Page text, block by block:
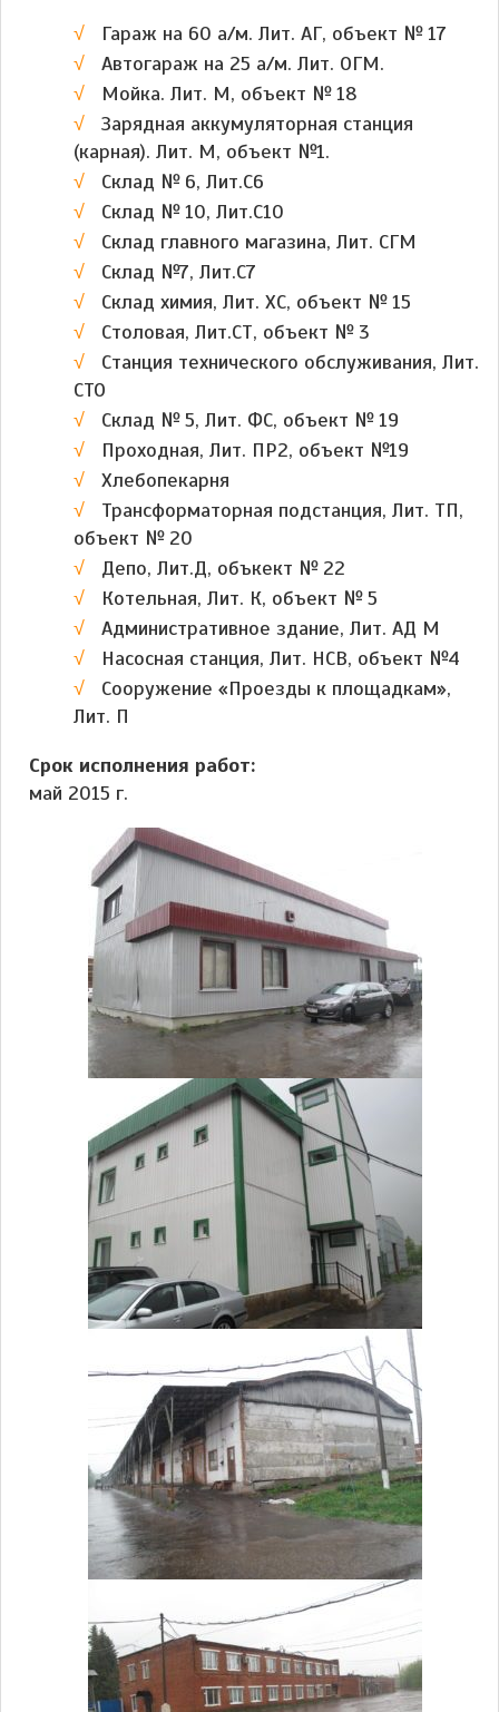
Гараж на 60 а/м. Лит. АГ, объект № 17
Автогараж на 25 а/м. Лит. ОГМ.
Мойка. Лит. М, объект № 18
Зарядная аккумуляторная станция
(карная). Лит. М, объект №1.
Склад № 6, Лит.С6
Склад № 10, Лит.С10
Склад главного магазина, Лит. СГМ
Склад №7, Лит.С7
Склад химия, Лит. ХС, объект № 15
Столовая, Лит.СТ, объект № 3
Станция технического обслуживания, Лит.
СТО
Склад № 5, Лит. ФС, объект № 19
Проходная, Лит. ПР2, объект №19
Хлебопекарня
Трансформаторная подстанция, Лит. ТП,
объект № 20
Депо, Лит.Д, объкект № 22
Котельная, Лит. К, объект № 5
Административное здание, Лит. АД М
Насосная станция, Лит. НСВ, объект №4
Сооружение «Проезды к площадкам»,
Лит. П
Срок исполнения работ:
май 2015 г.